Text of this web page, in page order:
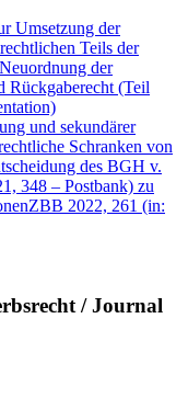
Umsetzung der
Teils der
der
Rückgaberecht (Teil
und sekundärer
Schranken von
des BGH v.
348 – Postbank) zu
ZBB 2022, 261 (in:
/ Journal